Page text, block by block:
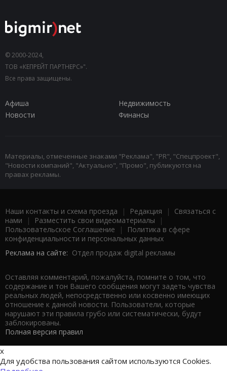
© 2000-2024,
ТОВ «КЕПРЕЙТ ПАРТНЕРС»".
Все права защищены.
Афиша
Недвижимость
Новости
Финансы
Материалы, отмеченные знаками "Реклама", "PR", "Спецпроект",
"Новости компаний", "Актуально", "Промо", публикуются на
правах рекламы.
Наши контакты и схема проезда | Редакция | Связаться с
нами | Разместить свои видеоматериалы |
Пользовательское Соглашение |
Политика в сфере
конфиденциальности и персональных данных
Реклама на сайте: Отдел продаж digital рекламы
Оставляя комментарий, пожалуйста, помните о том, что
содержание и тон Вашего сообщения могут задеть чувства
реальных людей, непосредственно или косвенно имеющих
отношение к данной новости. Пользователи, которые
нарушают эти правила грубо или систематически, будут
заблокированы.
Полная версия правил
x
Для удобства пользования сайтом используются Cookies.